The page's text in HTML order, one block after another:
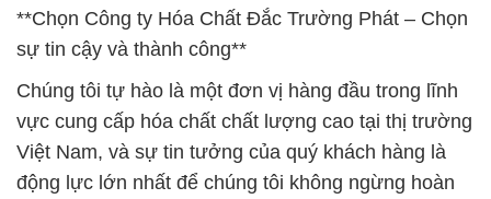
**Chọn Công ty Hóa Chất Đắc Trường Phát – Chọn
sự tin cậy và thành công**
Chúng tôi tự hào là một đơn vị hàng đầu trong lĩnh
vực cung cấp hóa chất chất lượng cao tại thị trường
Việt Nam, và sự tin tưởng của quý khách hàng là
động lực lớn nhất để chúng tôi không ngừng hoàn